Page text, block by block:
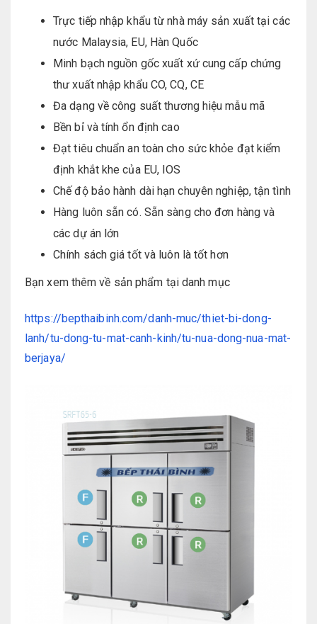
Trực tiếp nhập khẩu từ nhà máy sản xuất tại các
nước Malaysia, EU, Hàn Quốc
Minh bạch nguồn gốc xuất xứ cung cấp chứng
thư xuất nhập khẩu CO, CQ, CE
Đa dạng về công suất thương hiệu mẫu mã
Bền bỉ và tính ổn định cao
Đạt tiêu chuẩn an toàn cho sức khỏe đạt kiểm
định khắt khe của EU, IOS
Chế độ bảo hành dài hạn chuyên nghiệp, tận tình
Hàng luôn sẵn có. Sẵn sàng cho đơn hàng và
các dự án lớn
Chính sách giá tốt và luôn là tốt hơn
Bạn xem thêm về sản phẩm tại danh mục
https://bepthaibinh.com/danh-muc/thiet-bi-dong-
lanh/tu-dong-tu-mat-canh-kinh/tu-nua-dong-nua-mat-
berjaya/